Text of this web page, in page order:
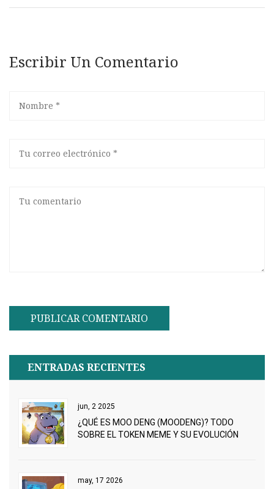
Escribir Un Comentario
ENTRADAS RECIENTES
jun, 2 2025
¿QUÉ ES MOO DENG (MOODENG)? TODO
SOBRE EL TOKEN MEME Y SU EVOLUCIÓN
may, 17 2026